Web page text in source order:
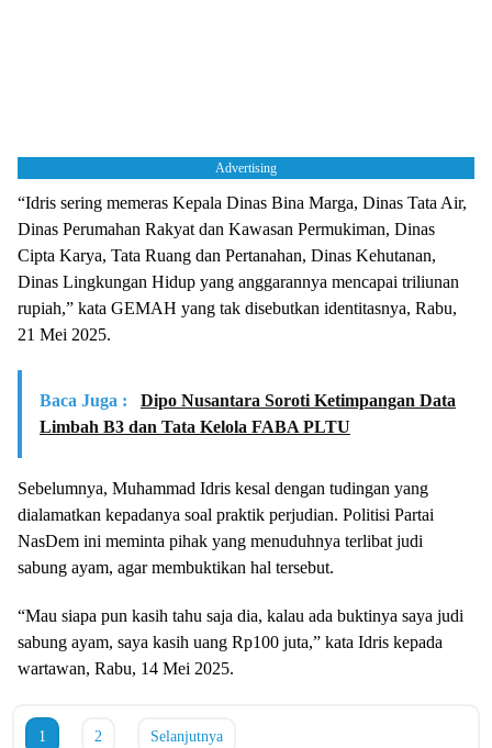
Advertising
“Idris sering memeras Kepala Dinas Bina Marga, Dinas Tata Air,
Dinas Perumahan Rakyat dan Kawasan Permukiman, Dinas
Cipta Karya, Tata Ruang dan Pertanahan, Dinas Kehutanan,
Dinas Lingkungan Hidup yang anggarannya mencapai triliunan
rupiah,” kata GEMAH yang tak disebutkan identitasnya, Rabu,
21 Mei 2025.
Baca Juga :
Dipo Nusantara Soroti Ketimpangan Data
Limbah B3 dan Tata Kelola FABA PLTU
Sebelumnya, Muhammad Idris kesal dengan tudingan yang
dialamatkan kepadanya soal praktik perjudian. Politisi Partai
NasDem ini meminta pihak yang menuduhnya terlibat judi
sabung ayam, agar membuktikan hal tersebut.
“Mau siapa pun kasih tahu saja dia, kalau ada buktinya saya judi
sabung ayam, saya kasih uang Rp100 juta,” kata Idris kepada
wartawan, Rabu, 14 Mei 2025.
1 2 Selanjutnya